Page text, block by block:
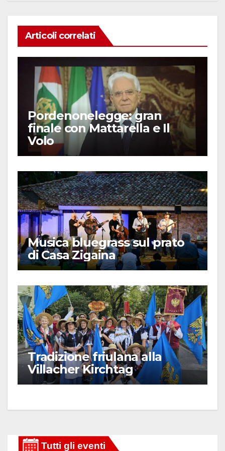
Articoli correlati
Pordenonelegge: gran
finale con Mattarella e Il
Volo
Musica bluegrass sul prato
di Casa Zigaina
Tradizione friulana alla
Villacher Kirchtag